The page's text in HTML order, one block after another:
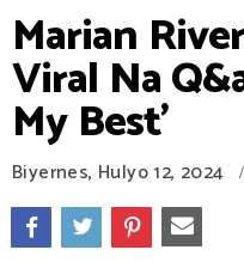
Marian
Viral Na
My Best’
Biyernes, Hulyo 12, 2024 /